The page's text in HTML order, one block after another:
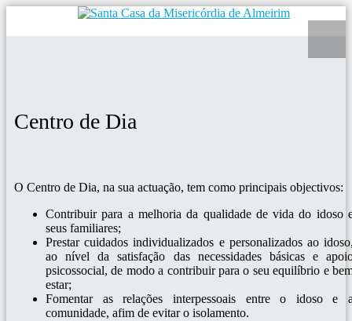
Centro de Dia
O Centro de Dia, na sua actuação, tem como principais objectivos:
Contribuir para a melhoria da qualidade de vida do idoso
seus familiares;
Prestar cuidados individualizados e personalizados ao
ao nível da satisfação das necessidades básicas e
psicossocial, de modo a contribuir para o seu equilíbrio e
estar;
Fomentar as relações interpessoais entre o idoso e
comunidade, afim de evitar o isolamento.